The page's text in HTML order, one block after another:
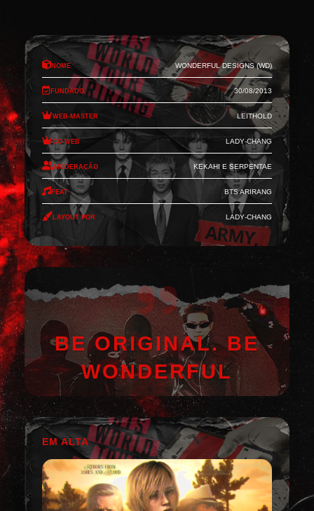
Nome Wonderful Designs (WD)
Fundado 30/08/2013
Web-Master Leithold
Co-Web Lady-Chang
Moderação Kekahi e Serpentae
Feat BTS Arirang
Layout por Lady-Chang
BE ORIGINAL. BE
WONDERFUL
EM ALTA